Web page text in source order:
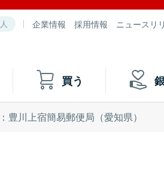
企業情報 採用情報 ニュースリ
買う
豊川上宿簡易郵便局（愛知県）